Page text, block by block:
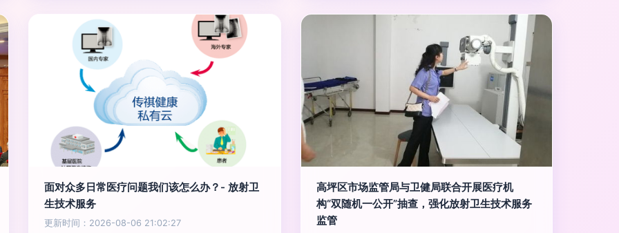
面对众多日常医疗问题我们该怎么办？- 放射卫
生技术服务
更新时间：2026-08-06 21:02:27
高坪区市场监管局与卫健局联合开展医疗机
构“双随机一公开”抽查，强化放射卫生技术服务
监管